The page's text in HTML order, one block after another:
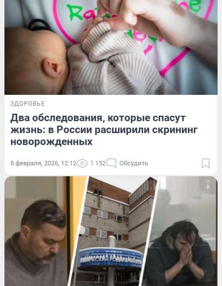
ЗДОРОВЬЕ
Два обследования, которые спасут
жизнь: в России расширили скрининг
новорожденных
8 февраля, 2026, 12:12 1 152 Обсудить